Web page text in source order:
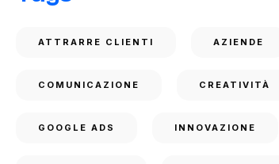
ATTRARRE CLIENTI AZIENDE
COMUNICAZIONE CREATIVITÀ
GOOGLE ADS INNOVAZIONE